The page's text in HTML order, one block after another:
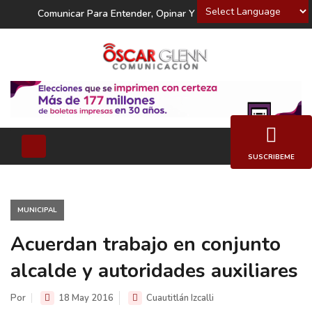
Powered by
Comunicar Para Entender, Opinar Y Decidir
MUNICIPAL
Acuerdan trabajo en conjunto
alcalde y autoridades auxiliares
Por 18 May 2016 Cuautitlán Izcalli
SUSCRIBEME